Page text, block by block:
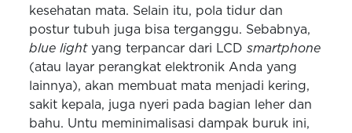
kesehatan mata. Selain itu, pola tidur dan
postur tubuh juga bisa terganggu. Sebabnya,
blue lightyang terpancar dari LCDsmartphone
(atau layar perangkat elektronik Anda yang
lainnya), akan membuat mata menjadi kering,
sakit kepala, juga nyeri pada bagian leher dan
bahu. Untu meminimalisasi dampak buruk ini,